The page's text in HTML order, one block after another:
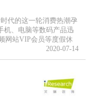
代的这一轮消费热潮孕
机、电脑等数码产品迅
网站VIP会员等度假休
2020-07-14